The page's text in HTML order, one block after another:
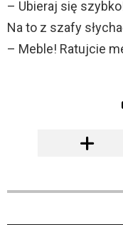
– Ubieraj się
Na to z szafy
– Meble! Ratujcie